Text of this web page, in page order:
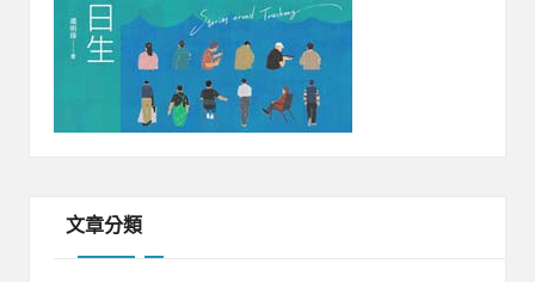
文章分類